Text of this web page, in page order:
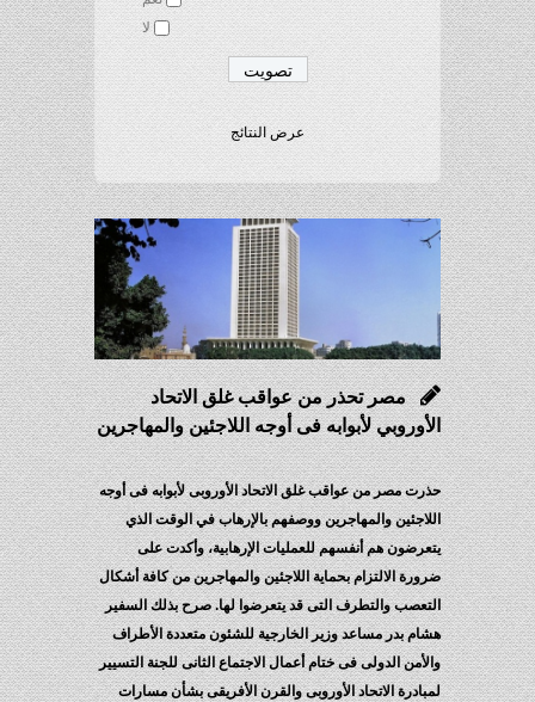
لا
عرض النتائج
مصر تحذر من عواقب غلق الاتحاد
الأوروبي لأبوابه فى أوجه اللاجئين والمهاجرين
حذرت مصر من عواقب غلق الاتحاد الأوروبى لأبوابه فى أوجه
اللاجئين والمهاجرين ووصفهم بالإرهاب في الوقت الذي
يتعرضون هم أنفسهم للعمليات الإرهابية، وأكدت على
ضرورة الالتزام بحماية اللاجئين والمهاجرين من كافة أشكال
التعصب والتطرف التى قد يتعرضوا لها. صرح بذلك السفير
هشام بدر مساعد وزير الخارجية للشئون متعددة الأطراف
والأمن الدولى فى ختام أعمال الاجتماع الثانى للجنة التسيير
لمبادرة الاتحاد الأوروبى والقرنالأفريقى بشأن مسارات